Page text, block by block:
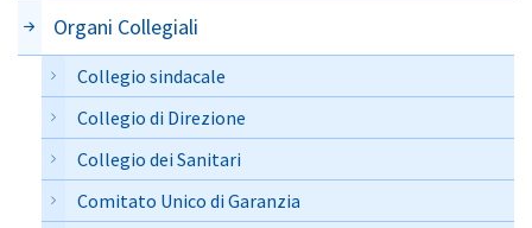
Organi Collegiali
Collegio sindacale
Collegio di Direzione
Collegio dei Sanitari
Comitato Unico di Garanzia